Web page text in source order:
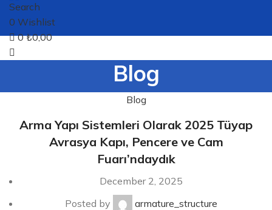
Search
0 Wishlist
0₺0,00
Blog
Blog
Arma Yapı Sistemleri Olarak 2025 Tüyap
Avrasya Kapı, Pencere ve Cam
Fuarı’ndaydık
December 2, 2025
Posted by
armature_structure